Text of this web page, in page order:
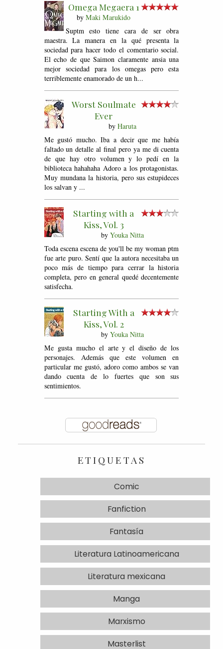
Omega Megaera 1
by Maki Marukido
Suptm esto tiene cara de ser obra
maestra. La manera en la qué presenta la
sociedad para hacer todo el comentario social.
El echo de que Saimon claramente ansia una
mejor sociedad para los omegas pero esta
terriblemente enamorado de un h...
Worst Soulmate
Ever
by Haruta
Me gustó mucho. Iba a decir que me había
faltado un detalle al final pero ya me di cuenta
de que hay otro volumen y lo pedí en la
biblioteca hahahaha Adoro a los protagonistas.
Muy mundana la historia, pero sus estupideces
los salvan y ...
Starting with a
Kiss, Vol. 3
by Youka Nitta
Toda escena escena de you'll be my woman ptm
fue arte puro. Sentí que la autora necesitaba un
poco más de tiempo para cerrar la historia
completa, pero en general quedé decentemente
satisfecha.
Starting With a
Kiss, Vol. 2
by Youka Nitta
Me gusta mucho el arte y el diseño de los
personajes. Además que este volumen en
particular me gustó, adoro como ambos se van
dando cuenta de lo fuertes que son sus
sentimientos.
ETIQUETAS
Comic
Fanfiction
Fantasía
Literatura Latinoamericana
Literatura mexicana
Manga
Marxismo
Masterlist